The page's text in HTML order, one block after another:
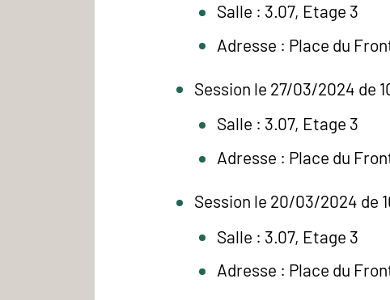
Salle : 3.07, Etage 3
Adresse : Place du
Session le 27/03/2024 de
Salle : 3.07, Etage 3
Adresse : Place du
Session le 20/03/2024 de
Salle : 3.07, Etage 3
Adresse : Place du